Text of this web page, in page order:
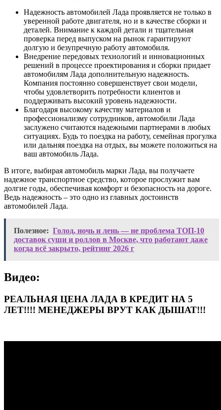
Надежность автомобилей Лада проявляется не только в
уверенной работе двигателя, но и в качестве сборки и
деталей. Внимание к каждой детали и тщательная
проверка перед выпуском на рынок гарантируют
долгую и безупречную работу автомобиля.
Внедрение передовых технологий и инновационных
решений в процессе проектирования и сборки придает
автомобилям Лада дополнительную надежность.
Компания постоянно совершенствует свои модели,
чтобы удовлетворить потребности клиентов и
поддерживать высокий уровень надежности.
Благодаря высокому качеству материалов и
профессионализму сотрудников, автомобили Лада
заслужено считаются надежными партнерами в любых
ситуациях. Будь то поездка на работу, семейная прогулка
или дальняя поездка на отдых, вы можете положиться на
ваш автомобиль Лада.
В итоге, выбирая автомобиль марки Лада, вы получаете
надежное транспортное средство, которое прослужит вам
долгие годы, обеспечивая комфорт и безопасность на дороге.
Ведь надежность – это одно из главных достоинств
автомобилей Лада.
Полезное: Голод, ночь и лень — не проблема ТОП-10
доставок суши и роллов в Москве, что работают даже
когда всё закрыто, рейтинг 2026 г
Видео:
РЕАЛЬНАЯ ЦЕНА ЛАДА В КРЕДИТ НА 5
ЛЕТ!!!! МЕНЕДЖЕРЫ ВРУТ КАК ДЫШАТ!!!